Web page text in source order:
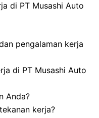
di PT Musashi Auto
pengalaman kerja
di PT Musashi Auto
Anda?
kerja?